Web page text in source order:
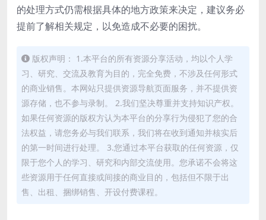
的处理方式仍需根据具体的地方政策来决定，建议务必
提前了解相关规定，以免造成不必要的困扰。
版权声明： 1.本平台的所有资源分享活动，均以个人学
习、研究、交流及教育为目的，完全免费，不涉及任何形式
的商业销售。本网站只提供资源导航页面服务，并不提供资
源存储，也不参与录制。 2.我们坚决尊重并支持知识产权。
如果任何资源的版权方认为本平台的分享行为侵犯了您的合
法权益，请您务必与我们联系，我们将在收到通知并核实后
的第一时间进行处理。 3.您通过本平台获取的任何资源，仅
限于您个人的学习、研究和内部交流使用。您承诺不会将这
些资源用于任何直接或间接的商业目的，包括但不限于出
售、出租、捆绑销售、开设付费课程。